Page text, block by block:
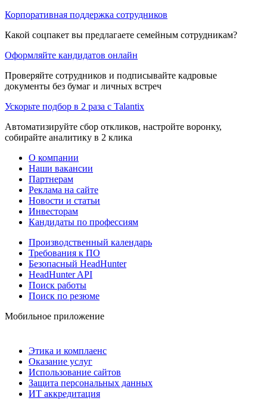
Корпоративная поддержка сотрудников
Какой соцпакет вы предлагаете семейным сотрудникам?
Оформляйте кандидатов онлайн
Проверяйте сотрудников и подписывайте кадровые
документы без бумаг и личных встреч
Ускорьте подбор в 2 раза с Talantix
Автоматизируйте сбор откликов, настройте воронку,
собирайте аналитику в 2 клика
О компании
Наши вакансии
Партнерам
Реклама на сайте
Новости и статьи
Инвесторам
Кандидаты по профессиям
Производственный календарь
Требования к ПО
Безопасный HeadHunter
HeadHunter API
Поиск работы
Поиск по резюме
Мобильное приложение
Этика и комплаенс
Оказание услуг
Использование сайтов
Защита персональных данных
ИТ аккредитация